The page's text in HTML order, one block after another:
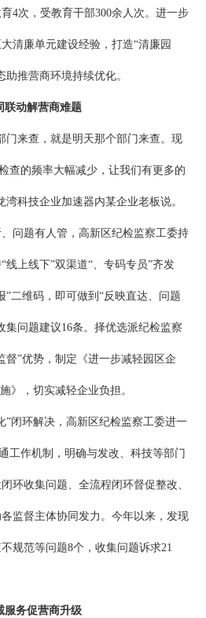
4次，受教育干部300余人次。进一步
清廉单元建设经验，打造“清廉园
助推营商环境持续优化。
联动解营商难题
门来查，就是明天那个部门来查。现
查的频率大幅减少，让我们有更多的
科技企业加速器内某企业老板说。
问题有人管，高新区纪检监察工委持
线上线下”双渠道“、专码专员”齐发
”二维码，即可做到“反映直达、问题
集问题建议16条。择优选派纪检监察
督”优势，制定《进一步减轻园区企
》，切实减轻企业负担。
”闭环解决，高新区纪检监察工委进一
工作机制，明确与发改、科技等部门
环收集问题、全流程闭环督促整改、
监督主体协同发力。今年以来，发现
规范等问题8个，收集问题诉求21
服务促营商升级